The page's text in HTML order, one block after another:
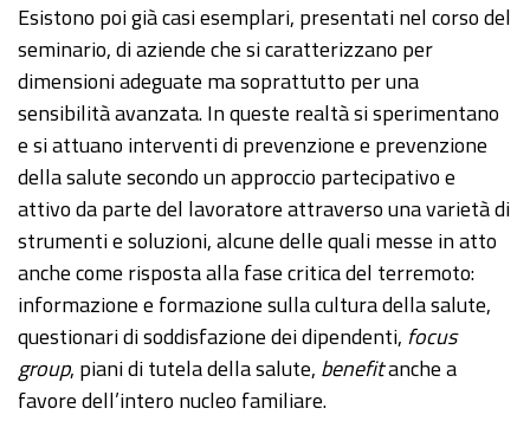
Esistono poi già casi esemplari, presentati nel corso del
seminario, di aziende che si caratterizzano per
dimensioni adeguate ma soprattutto per una
sensibilità avanzata. In queste realtà si sperimentano
e si attuano interventi di prevenzione e prevenzione
della salute secondo un approccio partecipativo e
attivo da parte del lavoratore attraverso una varietà di
strumenti e soluzioni, alcune delle quali messe in atto
anche come risposta alla fase critica del terremoto:
informazione e formazione sulla cultura della salute,
questionari di soddisfazione dei dipendenti, focus
group, piani di tutela della salute, benefitanche a
favore dell’intero nucleo familiare.